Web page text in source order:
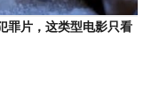
罪片，这类型电影只看